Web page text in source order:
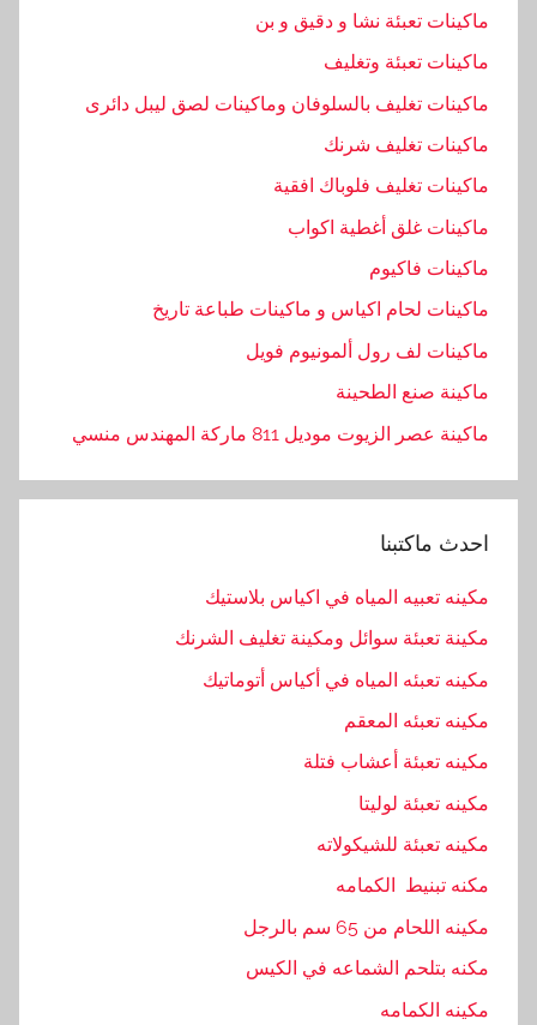
س
و
,
ا
ه
ن
,
م
ب
ا
ك
ت
ع
ة
,
,
ش
ماكينات تعبئة نشا و دقيق و بن
ماكينات تعبئة وتغليف
ماكينات تغليف بالسلوفان وماكينات لصق ليبل دائرى
ماكينات تغليف شرنك
ماكينات تغليف فلوباك افقية
ماكينات غلق أغطية اكواب
ماكينات فاكيوم
ماكينات لحام اكياس و ماكينات طباعة تاريخ
ماكينات لف رول ألمونيوم فويل
ماكينة صنع الطحينة
ماكينة عصر الزيوت موديل 811 ماركة المهندس منسي
احدث ماكتبنا
مكينه تعبيه المياه في اكياس بلاستيك
مكينة تعبئة سوائل ومكينة تغليف الشرنك
مكينه تعبئه المياه في أكياس أتوماتيك
مكينه تعبئه المعقم
مكينه تعبئة أعشاب فتلة
مكينه تعبئة لوليتا
مكينه تعبئة للشيكولاته
مكنه تبنيط الكمامه
مكينه اللحام من 65 سم بالرجل
مكنه بتلحم الشماعه في الكيس
مكينه الكمامه